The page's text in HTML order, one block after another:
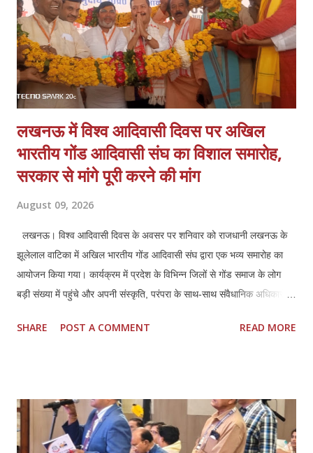
समस्याओं क...
लखनऊ में विश्व आदिवासी दिवस पर अखिल
भारतीय गोंड आदिवासी संघ का विशाल समारोह,
सरकार से मांगे पूरी करने की मांग
August 09, 2026
लखनऊ। विश्व आदिवासी दिवस के अवसर पर शनिवार को राजधानी लखनऊ के
झूलेलाल वाटिका में अखिल भारतीय गोंड आदिवासी संघ द्वारा एक भव्य समारोह का
आयोजन किया गया। कार्यक्रम में प्रदेश के विभिन्न जिलों से गोंड समाज के लोग
बड़ी संख्या में पहुंचे और अपनी संस्कृति, परंपरा के साथ-साथ संवैधानिक अधिकारों
सरकार के नाम एक स्मारक पत्र तैयार कर उसे शासन को प्रेषित करने की घोषणा
जनजाति का दर्जा प्राप्त है, जबकि शेष जिलों में उन्हें अनुसूचित जाति में रखा गया
है। इससे जाति प्रमाण पत्र बनवाने में भारी दिक्कतें आ रही हैं। उन्होंने मांग की कि
इस विसंगति को दूर कर पूरे उत्तर प्रदेश में गोंड एवं उसकी उपजातियों को अनुसूचित
SHARE POST A COMMENT READ MORE